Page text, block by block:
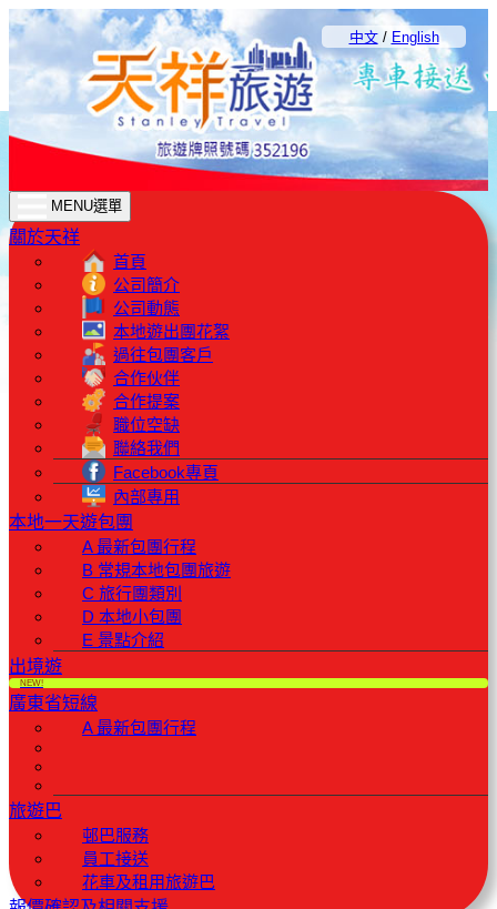
中文/ English
MENU選單
關於天祥
首頁
公司簡介
公司動態
本地遊出團花絮
過往包團客戶
合作伙伴
合作提案
職位空缺
聯絡我們
Facebook專頁
內部專用
本地一天遊包團
A 最新包團行程
B 常規本地包團旅遊
C 旅行團類別
D 本地小包團
E 景點介紹
出境遊
NEW!
廣東省短線
A 最新包團行程
旅遊巴
邨巴服務
員工接送
花車及租用旅遊巴